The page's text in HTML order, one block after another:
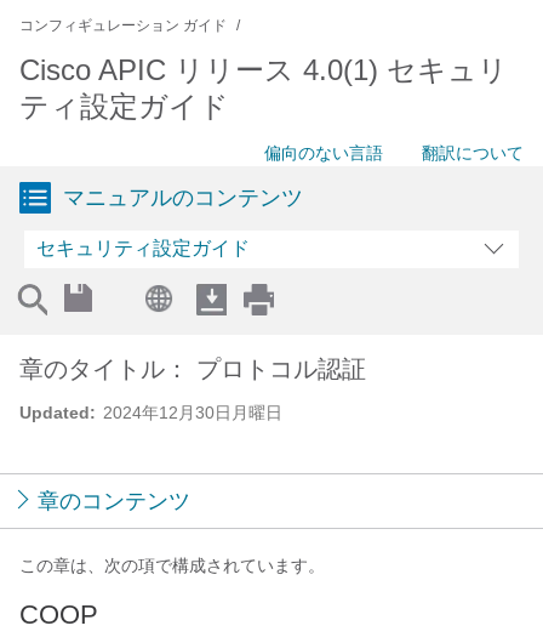
コンフィギュレーション ガイド
Cisco APIC リリース 4.0(1) セキュリ
ティ設定ガイド
偏向のない言語 翻訳について
マニュアルのコンテンツ
セキュリティ設定ガイド
Updated: 2024年12月30日月曜日
章のタイトル： プロトコル認証
章のコンテンツ
この章は、次の項で構成されています。
COOP